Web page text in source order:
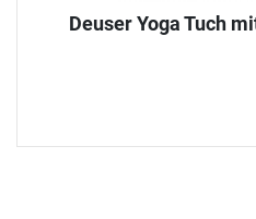
Deuser Yoga Tuch